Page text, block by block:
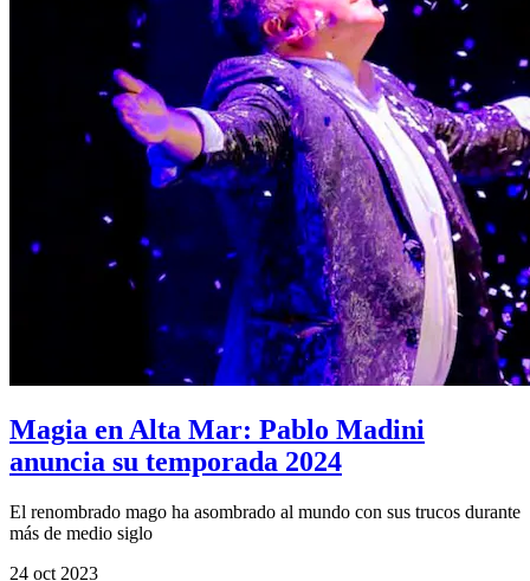
Magia en Alta Mar: Pablo Madini
anuncia su temporada 2024
El renombrado mago ha asombrado al mundo con sus trucos durante
más de medio siglo
24 oct 2023